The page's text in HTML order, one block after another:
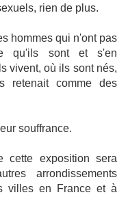
rien de plus.
hommes qui n'ont pas
qu'ils sont et s'en
vivent, où ils sont nés,
retenait comme des
souffrance.
cette exposition sera
arrondissements
villes en France et à